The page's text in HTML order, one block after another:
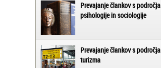
Prevajanje člankov s področja
psihologije in sociologije
Prevajanje člankov s področja
turizma